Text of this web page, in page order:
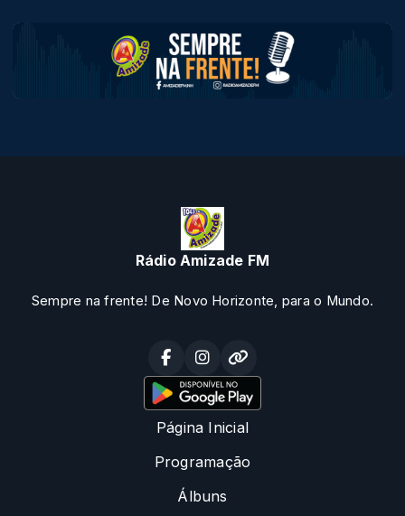
Rádio Amizade FM
Sempre na frente! De Novo Horizonte, para o Mundo.
Página Inicial
Programação
Álbuns